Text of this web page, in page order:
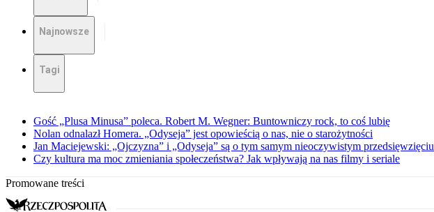
Najnowsze
Tagi
Gość „Plusa Minusa” poleca. Robert M. Wegner: Buntowniczy rock, to coś lubię
Nolan odnalazł Homera. „Odyseja” jest opowieścią o nas, nie o starożytności
Jan Maciejewski: „Ojczyzna” i „Odyseja” są o tym samym nieoczywistym przedsięwzięciu
Czy kultura ma moc zmieniania społeczeństwa? Jak wpływają na nas filmy i seriale
Promowane treści